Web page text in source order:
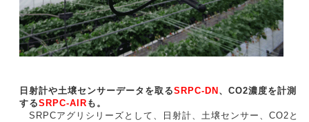
日射計や土壌センサーデータを取るSRPC-DN 、CO2濃度を計測
するSRPC-AIR も。
SRPCアグリシリーズとして、日射計、土壌センサー、CO2と